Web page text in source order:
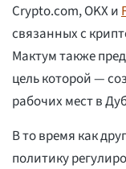
Crypto.com, OKX и
связанных с
Мактум также
цель которой —
рабочих мест в
В то время как
политику